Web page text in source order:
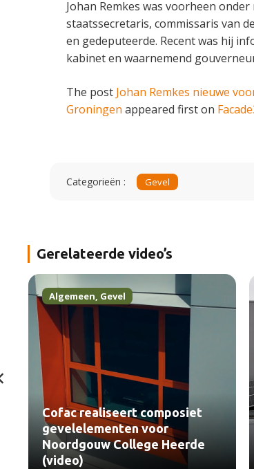
Johan Remkes was voorheen
staatssecretaris, commissaris van
en gedeputeerde. Recent was hij
kabinet en waarnemend
The post Johan Remkes nieuwe
Groningen appeared first on
Categorieën : Gevel
Gerelateerde video’s
Algemeen, Gevel
Cofac realiseert composiet
gevelelementen voor
Noordgouw College Heerde
(video)